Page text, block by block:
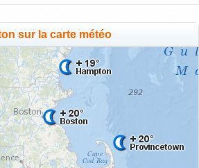
sur la carte météo